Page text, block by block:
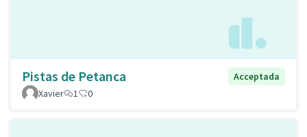
Pistas de Petanca
Acceptada
Xavier
1 0